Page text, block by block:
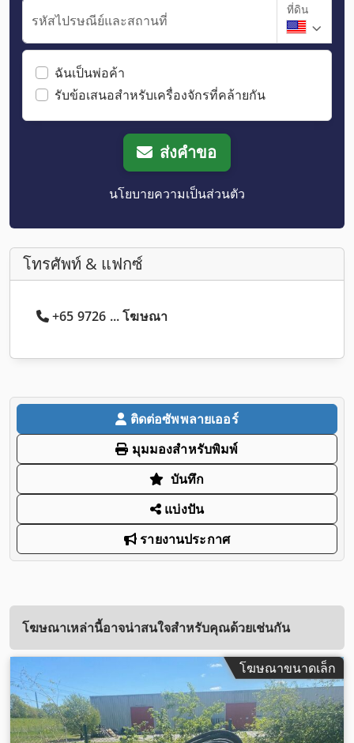
รหัสไปรษณีย์และสถานที่
ที่ดิน
ฉันเป็นพ่อค้า
รับข้อเสนอสำหรับเครื่องจักรที่คล้ายกัน
ส่งคำขอ
นโยบายความเป็นส่วนตัว
โทรศัพท์ & แฟกซ์
+65 9726 ... โฆษณา
ติดต่อซัพพลายเออร์
มุมมองสำหรับพิมพ์
บันทึก
แบ่งปัน
รายงานประกาศ
โฆษณาเหล่านี้อาจน่าสนใจสำหรับคุณด้วยเช่นกัน
โฆษณาขนาดเล็ก